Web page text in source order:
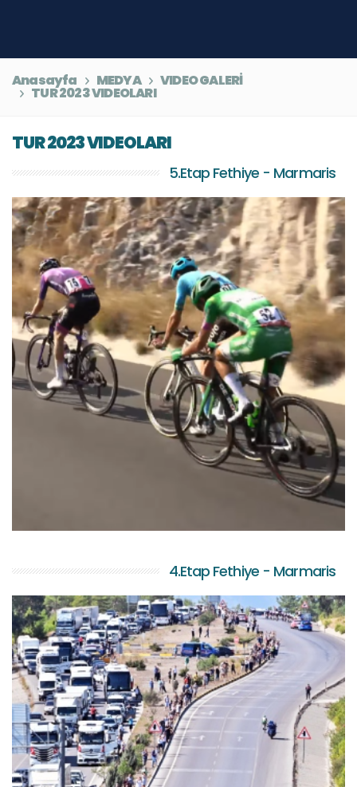
Anasayfa MEDYA VIDEO GALERİ
TUR 2023 VIDEOLARI
TUR 2023 VIDEOLARI
5.Etap Fethiye - Marmaris
4.Etap Fethiye - Marmaris